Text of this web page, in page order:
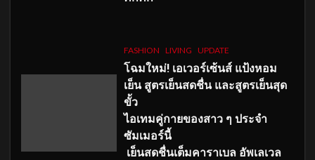
FASHION LIVING UPDATE
โฉมใหม่! เอเวอร์เซ้นส์ แป้งหอม
เย็น สูตรเย็นสดชื่น และสูตรเย็นสุด
ขั้ว
ไอเทมคู่กายของสาว ๆ ประจำ
ซัมเมอร์นี้
เย็นสดชื่นเต็มคาราเบล อัพเลเวล